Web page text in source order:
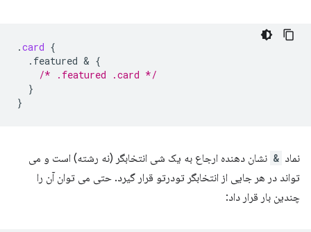
.card {
.featured & {
/* .featured .card */
}
}
نماد & نشان دهنده ارجاع به یک شی انتخابگر (نه رشته) است و می
تواند در هر جایی از انتخابگر تودرتو قرار گیرد. حتی می توان آن را
چندین بار قرار داد: